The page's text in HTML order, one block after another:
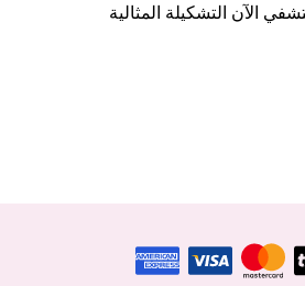
الآن التشكيلة المثالية